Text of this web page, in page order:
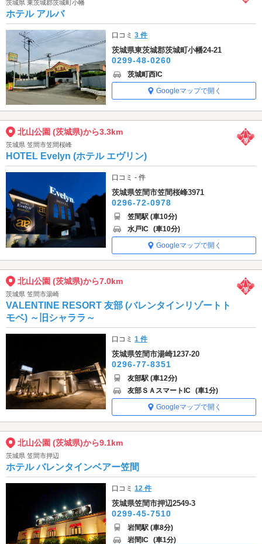
茨城県 東茨城郡茨城町小幡
ホテル アルバ
口コミ3 件
茨城県東茨城郡茨城町小幡24-21
0299-48-0260
茨城町西IC
Googleマップで開く
北山公園 (茨城県)から3.3km
茨城県 笠間市笠間桜峰
HOTEL Evelyn (ホテル エヴリン)
口コミ - 件
茨城県笠間市笠間桜峰3971
0296-72-0978
笠間駅 (車10分)
水戸IC (車10分)
Googleマップで開く
北山公園 (茨城県)から7.0km
茨城県 笠間市湯崎
VALENTINE RESORT 友部 (バレンタインリゾートト
モベ) ～旧シャララ～
口コミ1 件
茨城県笠間市湯崎1237-20
0296-77-8351
友部駅 (車12分)
友部ＳＡスマートIC (車1分)
Googleマップで開く
北山公園 (茨城県)から9.1km
茨城県 笠間市押辺
ホテル バレンタインベアー笠間
口コミ12 件
茨城県笠間市押辺2549-3
0299-45-7510
岩間駅 (車8分)
岩間IC (車1分)